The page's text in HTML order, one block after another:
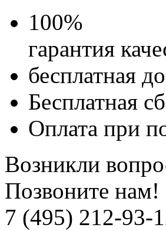
100%
гарантия
бесплатная
Бесплатная
Оплата при
Возникли
Позвоните нам!
7 (495) 212-93-